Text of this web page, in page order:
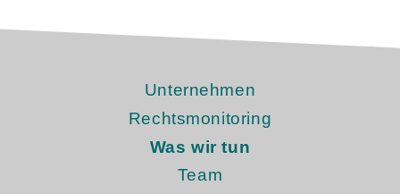
Unternehmen
Rechtsmonitoring
Was wir tun
Team